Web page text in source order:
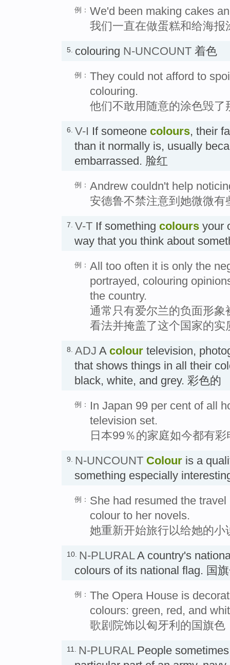
例： We'd been making cakes
我们一直在做蛋糕和给海报
5. colouring N-UNCOUNT 着色
例： They could not afford to
colouring.
他们不敢用随意的涂色毁了
6. V-I If someone colours, their
than it normally is, usually
embarrassed. 脸红
例： Andrew couldn't help
安德鲁不禁注意到她微微有
7. V-T If something colours your
way that you think about
例： All too often it is only the
portrayed, colouring
the country.
通常只有爱尔兰的负面形
看法并掩盖了这个国家的实
8. ADJ A colour television,
that shows things in all their
black, white, and grey. 彩色的
例：
In Japan 99 per cent of all
television set.
日本99％的家庭如今都有彩
9. N-UNCOUNT Colour is a
something especially
例： She had resumed the
colour to her novels.
她重新开始旅行以给她的小
10. N-PLURALA country's
colours of its national flag. 国
例： The Opera House is
colours: green, red, and
歌剧院饰以匈牙利的国旗色
11. N-PLURALPeople